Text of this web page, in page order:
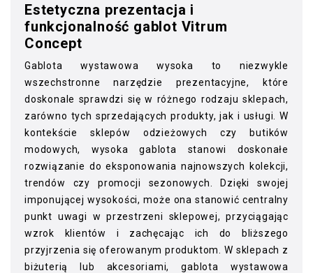
Estetyczna prezentacja i
funkcjonalność gablot Vitrum
Concept
Gablota wystawowa wysoka to niezwykle
wszechstronne narzędzie prezentacyjne, które
doskonale sprawdzi się w różnego rodzaju sklepach,
zarówno tych sprzedających produkty, jak i usługi. W
kontekście sklepów odzieżowych czy butików
modowych, wysoka gablota stanowi doskonałe
rozwiązanie do eksponowania najnowszych kolekcji,
trendów czy promocji sezonowych. Dzięki swojej
imponującej wysokości, może ona stanowić centralny
punkt uwagi w przestrzeni sklepowej, przyciągając
wzrok klientów i zachęcając ich do bliższego
przyjrzenia się oferowanym produktom. W sklepach z
biżuterią lub akcesoriami, gablota wystawowa